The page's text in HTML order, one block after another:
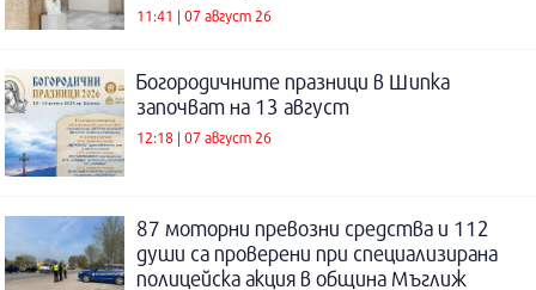
11:41 | 07 август 26
Богородичните празници в Шипка
започват на 13 август
12:18 | 07 август 26
87 моторни превозни средства и 112
души са проверени при специализирана
полицейска акция в община Мъглиж